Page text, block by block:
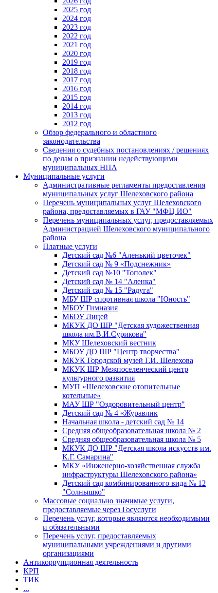
2025 год
2024 год
2023 год
2022 год
2021 год
2020 год
2019 год
2018 год
2017 год
2016 год
2015 год
2014 год
2013 год
2012 год
Обзор федерального и областного
законодательства
Сведения о судебных постановлениях / решениях
по делам о признании недействующими
муниципальных НПА
Муниципальные услуги
Административные регламенты предоставления
муниципальных услуг Шелеховского района
Перечень муниципальных услуг Шелеховского
района, предоставляемых в ГАУ "МФЦ ИО"
Перечень муниципальных услуг, предоставляемых
Администрацией Шелеховского муниципального
района
Платные услуги
Детский сад №6 "Аленький цветочек"
Детский сад № 9 «Подснежник»
Детский сад №10 "Тополек"
Детский сад № 14 "Аленка"
Детский сад № 15 "Радуга"
МБУ ШР спортивная школа "Юность"
МБОУ Гимназия
МБОУ Лицей
МКУК ДО ШР "Детская художественная
школа им.В.И.Сурикова"
МКУ Шелеховский вестник
МБОУ ДО ШР "Центр творчества"
МКУК Городской музей Г.И. Шелехова
МКУК ШР Межпоселенческий центр
культурного развития
МУП «Шелеховские отопительные
котельные»
МАУ ШР "Оздоровительный центр"
Детский сад № 4 «Журавлик
Начальная школа - детский сад № 14
Средняя общеобразовательная школа № 2
Средняя общеобразовательная школа № 5
МКУК ДО ШР "Детская школа искусств им.
К.Г. Самарина"
МКУ «Инженерно-хозяйственная служба
инфраструктуры Шелеховского района»
Детский сад комбинированного вида № 12
"Солнышко"
Массовые социально значимые услуги,
предоставляемые через Госуслуги
Перечень услуг, которые являются необходимыми
и обязательными
Перечень услуг, предоставляемых
муниципальными учреждениями и другими
организациями
Антикоррупционная деятельность
КРП
ТИК
...